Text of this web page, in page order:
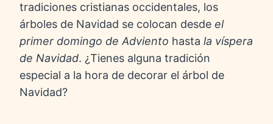
tradiciones cristianas occidentales, los
árboles de Navidad se colocan desde el
primer domingo de Adviento hasta la víspera
de Navidad. ¿Tienes alguna tradición
especial a la hora de decorar el árbol de
Navidad?